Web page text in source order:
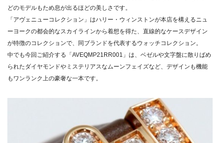
どのモデルもため息が出るほどの美しさです。
「アヴェニューコレクション」はハリー・ウィンストンが本店を構えるニュ
ーヨークの都会的なスカイラインから着想を得た、直線的なケースデザイン
が特徴のコレクションで、同ブランドを代表するウォッチコレクション。
中でも今回ご紹介する「AVEQMP21RR001」は、ベゼルや文字盤に散りばめ
られたダイヤモンドやミステリアスなムーンフェイズなど、デザインも機能
もワンランク上の豪奢な一本です。